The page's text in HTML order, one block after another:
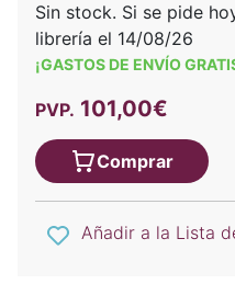
Sin stock. Si se pide
librería el 14/08/26
¡GASTOS DE ENVÍO
PVP. 101,00€
Comprar
Añadir a la Lista